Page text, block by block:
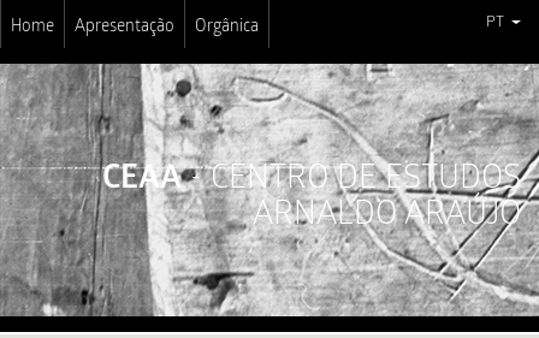
Home Apresentação Orgânica PT
CEAA- CENTRO DE ESTUDOS
ARNALDO ARAÚJO